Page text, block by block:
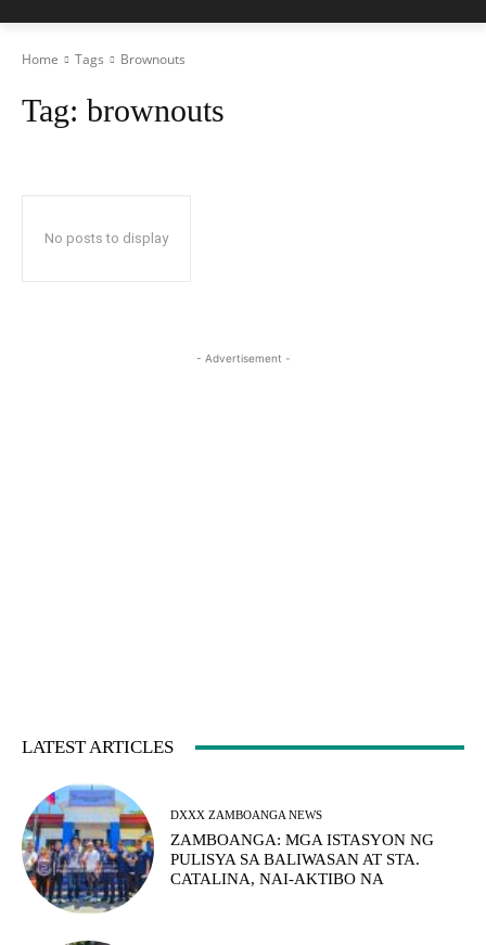
Home Tags Brownouts
Tag: brownouts
No posts to display
- Advertisement -
LATEST ARTICLES
DXXX ZAMBOANGA NEWS
ZAMBOANGA: MGA ISTASYON NG
PULISYA SA BALIWASAN AT STA.
CATALINA, NAI-AKTIBO NA